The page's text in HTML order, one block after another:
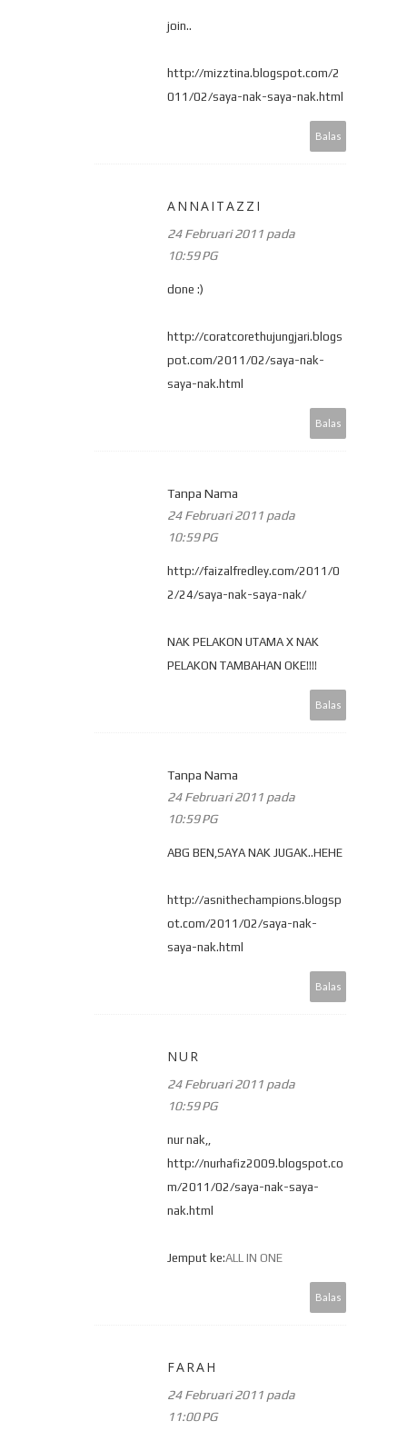
join..
http://mizztina.blogspot.com/2
011/02/saya-nak-saya-nak.html
Balas
ANNAITAZZI
24 Februari 2011 pada
10:59 PG
done :)
http://coratcorethujungjari.blogs
pot.com/2011/02/saya-nak-
saya-nak.html
Balas
Tanpa Nama
24 Februari 2011 pada
10:59 PG
http://faizalfredley.com/2011/0
2/24/saya-nak-saya-nak/
NAK PELAKON UTAMA X NAK
PELAKON TAMBAHAN OKE!!!!
Balas
Tanpa Nama
24 Februari 2011 pada
10:59 PG
ABG BEN,SAYA NAK JUGAK..HEHE
http://asnithechampions.blogsp
ot.com/2011/02/saya-nak-
saya-nak.html
Balas
NUR
24 Februari 2011 pada
10:59 PG
nur nak,,
http://nurhafiz2009.blogspot.co
m/2011/02/saya-nak-saya-
nak.html
Jemput ke:ALL IN ONE
Balas
FARAH
24 Februari 2011 pada
11:00 PG